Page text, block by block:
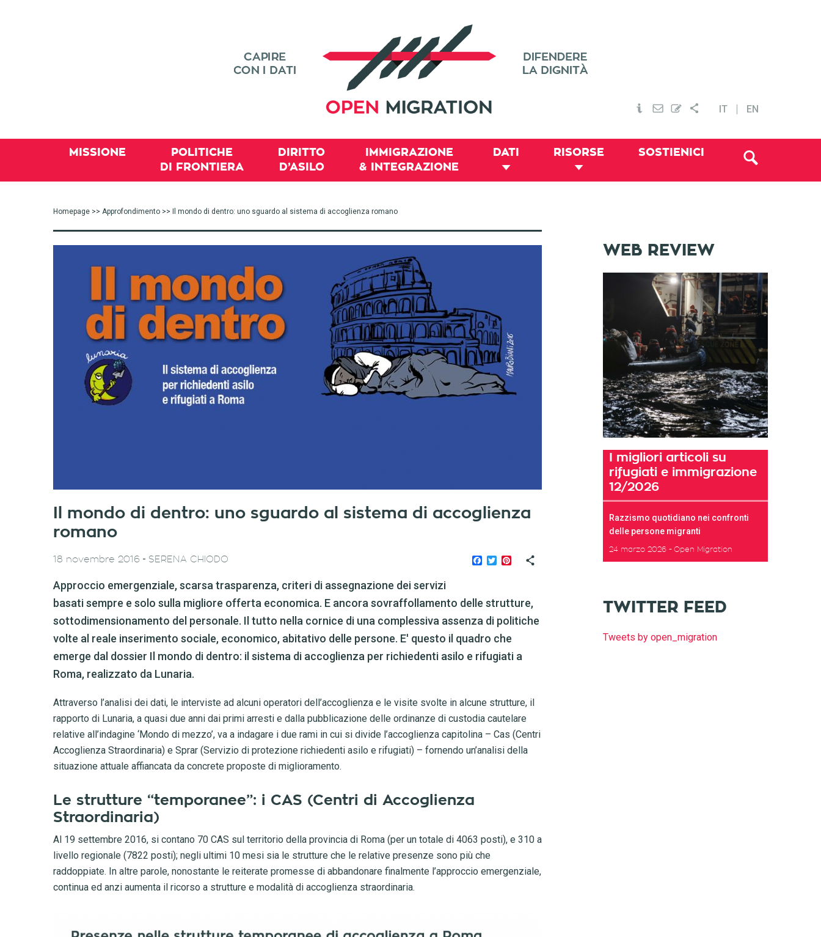
IT EN
MISSIONE
POLITICHE
DI FRONTIERA
DIRITTO
D’ASILO
IMMIGRAZIONE
& INTEGRAZIONE
DATI RISORSE SOSTIENICI
Homepage >> Approfondimento >> Il mondo di dentro: uno sguardo al sistema di accoglienza romano
Il mondo di dentro: uno sguardo al sistema di accoglienza
romano
Facebook
TwitterPinterest
18 novembre 2016 - SERENA CHIODO
Approccio emergenziale, scarsa trasparenza, criteri di assegnazione dei servizi
basati sempre e solo sulla migliore offerta economica. E ancora sovraffollamento delle strutture,
sottodimensionamento del personale. Il tutto nella cornice di una complessiva assenza di politiche
volte al reale inserimento sociale, economico, abitativo delle persone. E' questo il quadro che
emerge dal dossier Il mondo di dentro: il sistema di accoglienza per richiedenti asilo e rifugiati a
Roma, realizzato da Lunaria.
Attraverso l’analisi dei dati, le interviste ad alcuni operatori dell’accoglienza e le visite svolte in alcune strutture, il
rapporto di Lunaria, a quasi due anni dai primi arresti e dalla pubblicazione delle ordinanze di custodia cautelare
relative all’indagine ‘Mondo di mezzo’, va a indagare i due rami in cui si divide l’accoglienza capitolina – Cas (Centri
Accoglienza Straordinaria) e Sprar (Servizio di protezione richiedenti asilo e rifugiati) – fornendo un’analisi della
situazione attuale affiancata da concrete proposte di miglioramento.
Le strutture “temporanee”: i CAS (Centri di Accoglienza
Straordinaria)
Al 19 settembre 2016, si contano 70 CAS sul territorio della provincia di Roma (per un totale di 4063 posti), e 310 a
livello regionale (7822 posti); negli ultimi 10 mesi sia le strutture che le relative presenze sono più che
raddoppiate. In altre parole, nonostante le reiterate promesse di abbandonare finalmente l’approccio emergenziale,
continua ed anzi aumenta il ricorso a strutture e modalità di accoglienza straordinaria.
WEB REVIEW
I migliori articoli su
rifugiati e immigrazione
12/2026
Razzismo quotidiano nei confronti
delle persone migranti
24 marzo 2026 Open Migration
TWITTER FEED
Tweets by open_migration